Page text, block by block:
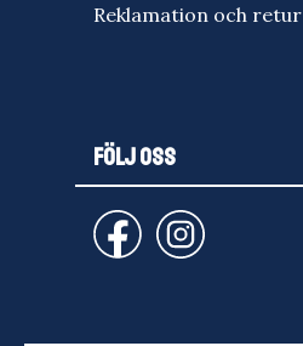
Reklamation och retur
FÖLJ OSS